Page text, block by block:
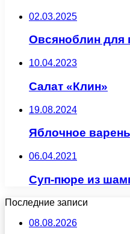
02.03.2025
Овсяноблин для
10.04.2023
Салат «Клин»
19.08.2024
Яблочное
06.04.2021
Суп-пюре из
Последние записи
08.08.2026